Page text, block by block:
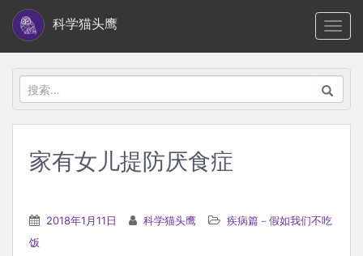
i
科学猫头鹰
搜
索：
家有女儿提防厌食症
2018年1月11日 科学猫头鹰
疾病篇－假如我们不吃
饭